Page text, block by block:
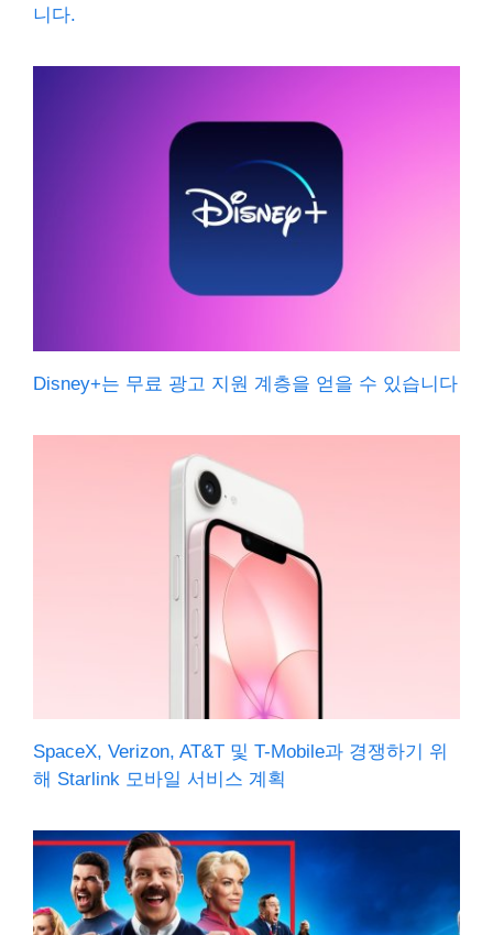
니다.
Disney+는 무료 광고 지원 계층을 얻을 수 있습니다
SpaceX, Verizon, AT&T 및 T-Mobile과 경쟁하기 위
해 Starlink 모바일 서비스 계획